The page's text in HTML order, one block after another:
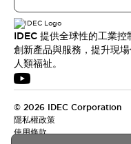
IDEC 提供全球性的工業
創新產品與服務，提升現
人類福祉。
© 2026 IDEC Corporation
隱私權政策
使用條款